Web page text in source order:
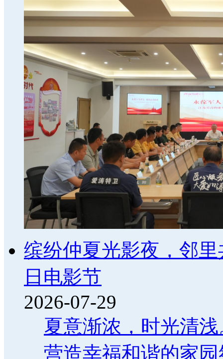
缤纷仲夏光影夜，邻
日电影节
2026-07-29
夏意渐浓，时光清
营造幸福和谐的家